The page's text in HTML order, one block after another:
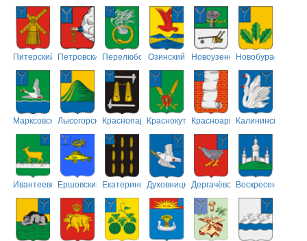
Питерский ПетровскийПерелюбскийОзинский НовоузенскийНовобурасский
МарксовскийЛысогорскийКраснопартизанский
КраснокутскийКрасноармейский
Калининский
ИвантеевскийЕршовский ЕкатериновскийДуховницкийДергачёвскийВоскресенский